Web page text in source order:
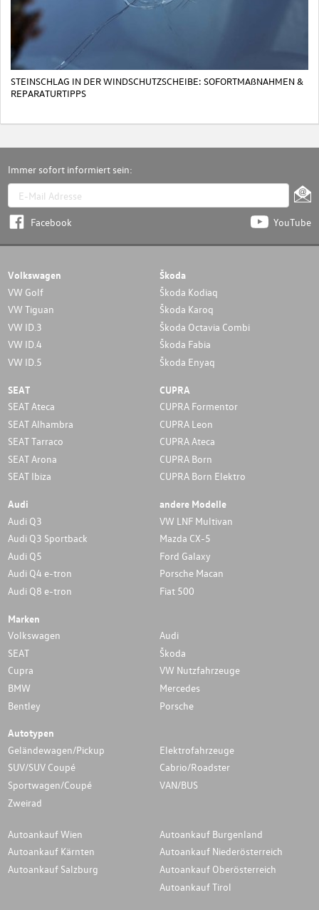
STEINSCHLAG IN DER WINDSCHUTZSCHEIBE: SOFORTMAßNAHMEN &
REPARATURTIPPS
Immer sofort informiert sein:
Facebook YouTube
Volkswagen
VW Golf
VW Tiguan
VW ID.3
VW ID.4
VW ID.5
Škoda
Škoda Kodiaq
Škoda Karoq
Škoda Octavia Combi
Škoda Fabia
Škoda Enyaq
SEAT
SEAT Ateca
SEAT Alhambra
SEAT Tarraco
SEAT Arona
SEAT Ibiza
CUPRA
CUPRA Formentor
CUPRA Leon
CUPRA Ateca
CUPRA Born
CUPRA Born Elektro
Audi
Audi Q3
Audi Q3 Sportback
Audi Q5
Audi Q4 e-tron
Audi Q8 e-tron
andere Modelle
VW LNF Multivan
Mazda CX-5
Ford Galaxy
Porsche Macan
Fiat 500
Marken
Volkswagen
Audi
SEAT
Škoda
Cupra
VW Nutzfahrzeuge
BMW
Mercedes
Bentley
Porsche
Autotypen
Geländewagen/Pickup
Elektrofahrzeuge
SUV/SUV Coupé
Cabrio/Roadster
Sportwagen/Coupé
VAN/BUS
Zweirad
Autoankauf Wien
Autoankauf Kärnten
Autoankauf Salzburg
Autoankauf Burgenland
Autoankauf Niederösterreich
Autoankauf Oberösterreich
Autoankauf Tirol